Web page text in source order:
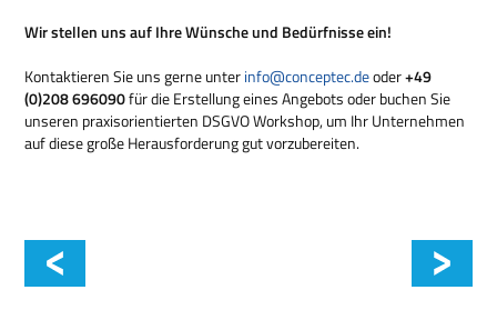
Wir stellen uns auf Ihre Wünsche und Bedürfnisse ein!
Kontaktieren Sie uns gerne unterinfo@conceptec.deoder+49
(0)208 696090für die Erstellung eines Angebots oder buchen Sie
unseren praxisorientierten DSGVO Workshop, um Ihr Unternehmen
auf diese große Herausforderung gut vorzubereiten.